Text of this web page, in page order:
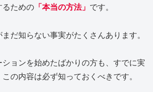
ための 「本当の方法」 です。
だ知らない事実がたくさんあります。
ョンを始めたばかりの方も、すでに実
の内容は必ず知っておくべきです。